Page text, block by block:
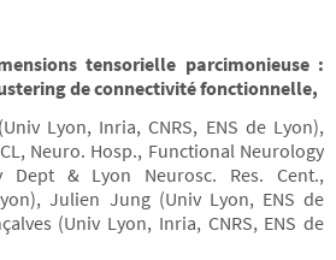
tensorielle parcimonieuse :
de connectivité fonctionnelle,
Lyon, Inria, CNRS, ENS de Lyon),
Neuro. Hosp., Functional Neurology
Dept & Lyon Neurosc. Res. Cent.,
Julien Jung (Univ Lyon, ENS de
(Univ Lyon, Inria, CNRS, ENS de